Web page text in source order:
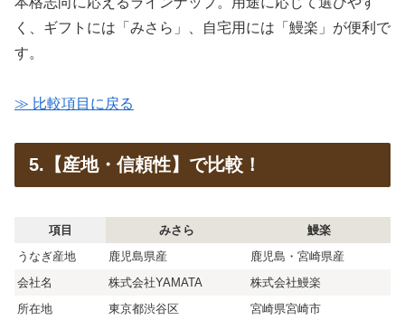
く、ギフトには「みさら」、自宅用には「鰻楽」が便利で
す。
≫ 比較項目に戻る
5.【産地・信頼性】で比較！
項目 みさら
鰻楽
うなぎ産地
鹿児島県産
鹿児島・宮崎県産
会社名
株式会社YAMATA
株式会社鰻楽
所在地
東京都渋谷区 宮崎県宮崎市